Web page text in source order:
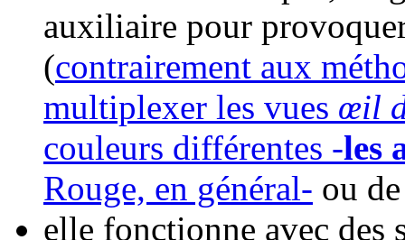
auxiliaire pour
(contrairement aux
multiplexer les vues œil
couleurs différentes -les
Rouge, en général- ou
elle fonctionne avec des